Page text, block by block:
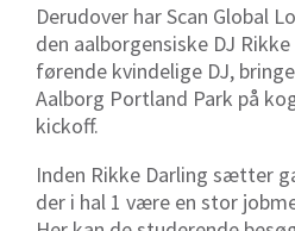
Derudover har Scan Global
den aalborgensiske DJ
førende kvindelige DJ,
Aalborg Portland Park på
kickoff.
Inden Rikke Darling sætter
der i hal 1 være en stor